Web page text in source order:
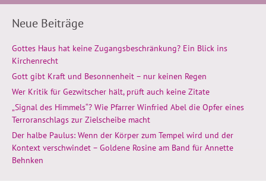
Neue Beiträge
Gottes Haus hat keine Zugangsbeschränkung? Ein Blick ins
Kirchenrecht
Gott gibt Kraft und Besonnenheit – nur keinen Regen
Wer Kritik für Gezwitscher hält, prüft auch keine Zitate
„Signal des Himmels“? Wie Pfarrer Winfried Abel die Opfer eines
Terroranschlags zur Zielscheibe macht
Der halbe Paulus: Wenn der Körper zum Tempel wird und der
Kontext verschwindet – Goldene Rosine am Band für Annette
Behnken